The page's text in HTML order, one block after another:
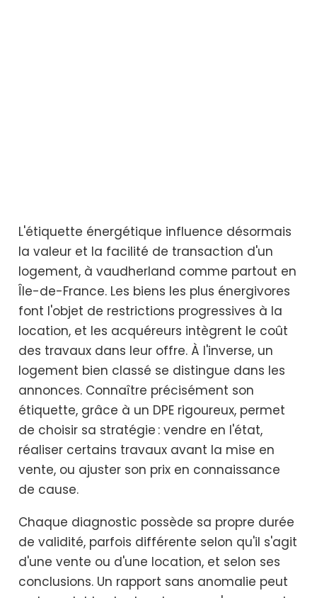
L'étiquette énergétique influence désormais
la valeur et la facilité de transaction d'un
logement, à vaudherland comme partout en
Île-de-France. Les biens les plus énergivores
font l'objet de restrictions progressives à la
location, et les acquéreurs intègrent le coût
des travaux dans leur offre. À l'inverse, un
logement bien classé se distingue dans les
annonces. Connaître précisément son
étiquette, grâce à un DPE rigoureux, permet
de choisir sa stratégie : vendre en l'état,
réaliser certains travaux avant la mise en
vente, ou ajuster son prix en connaissance
de cause.
Chaque diagnostic possède sa propre durée
de validité, parfois différente selon qu'il s'agit
d'une vente ou d'une location, et selon ses
conclusions. Un rapport sans anomalie peut